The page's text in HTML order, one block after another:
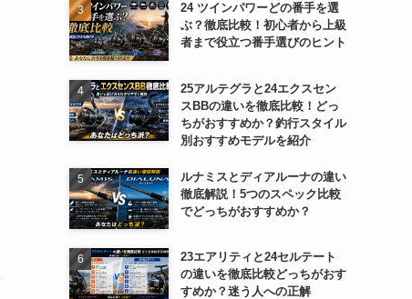
24 ツインパワーどの番手を選
ぶ？徹底比較！初心者から上級
者まで役立つ番手選びのヒント
25アルテグラと24エクスセン
スBBの違いを徹底比較！どっ
ちがおすすめか？釣行スタイル
別おすすめモデルを紹介
ルナミスとディアルーナの違い
徹底解説！5つのスペック比較
でどっちがおすすめか？
23エアリティと24セルテート
の違いを徹底比較どっちがおす
すめか？迷う人への正解